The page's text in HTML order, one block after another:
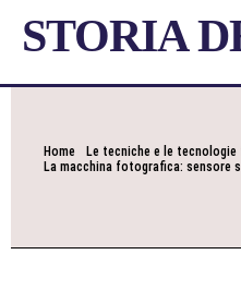
STORIA
Home Le tecniche e le
La macchina fotografica: sensore